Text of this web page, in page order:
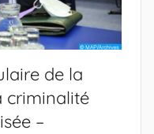
de la
criminalité
–